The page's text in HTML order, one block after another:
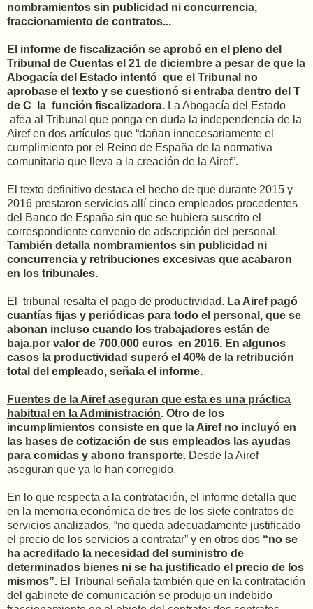
nombramientos sin publicidad ni concurrencia,
fraccionamiento de contratos...
El informe de fiscalización se aprobó en el pleno del
Tribunal de Cuentas el 21 de diciembre a pesar de que la
Abogacía del Estado intentó que el Tribunal no
aprobase el texto y se cuestionó si entraba dentro del T
de C la función fiscalizadora. La Abogacía del Estado
afea al Tribunal que ponga en duda la independencia de la
Airef en dos artículos que “dañan innecesariamente el
cumplimiento por el Reino de España de la normativa
comunitaria que lleva a la creación de la Airef”.
El texto definitivo destaca el hecho de que durante 2015 y
2016 prestaron servicios allí cinco empleados procedentes
del Banco de España sin que se hubiera suscrito el
correspondiente convenio de adscripción del personal.
También detalla nombramientos sin publicidad ni
concurrencia y retribuciones excesivas que acabaron
en los tribunales.
El tribunal resalta el pago de productividad. La Airef pagó
cuantías fijas y periódicas para todo el personal, que se
abonan incluso cuando los trabajadores están de
baja.por valor de 700.000 euros en 2016. En algunos
casos la productividad superó el 40% de la retribución
total del empleado, señala el informe.
Fuentes de la Airef aseguran que esta es una práctica
habitual en la Administración. Otro de los
incumplimientos consiste en que la Airef no incluyó en
las bases de cotización de sus empleados las ayudas
para comidas y abono transporte. Desde la Airef
aseguran que ya lo han corregido.
En lo que respecta a la contratación, el informe detalla que
en la memoria económica de tres de los siete contratos de
servicios analizados, “no queda adecuadamente justificado
el precio de los servicios a contratar” y en otros dos “no se
ha acreditado la necesidad del suministro de
determinados bienes ni se ha justificado el precio de los
mismos”. El Tribunal señala también que en la contratación
del gabinete de comunicación se produjo un indebido